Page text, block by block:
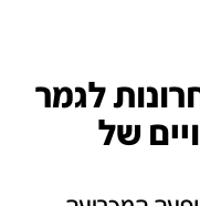
לגמר
של